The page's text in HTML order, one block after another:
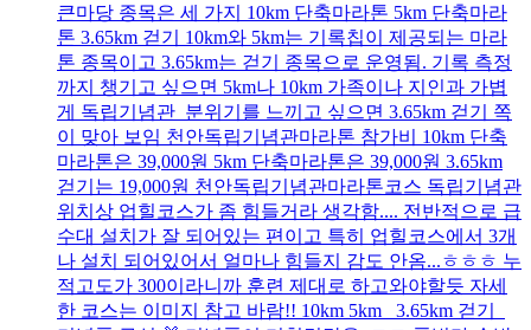
큰마당 종목은 세 가지 10km 단축마라톤 5km 단축마라
톤 3.65km 걷기 10km와 5km는 기록칩이 제공되는 마라
톤 종목이고 3.65km는 걷기 종목으로 운영됨. 기록 측정
까지 챙기고 싶으면 5km나 10km 가족이나 지인과 가볍
게 독립기념관 분위기를 느끼고 싶으면 3.65km 걷기 쪽
이 맞아 보임 천안독립기념관마라톤 참가비 10km 단축
마라톤은 39,000원 5km 단축마라톤은 39,000원 3.65km
걷기는 19,000원 천안독립기념관마라톤코스 독립기념관
위치상 업힐코스가 좀 힘들거라 생각함.... 전반적으로 급
수대 설치가 잘 되어있는 편이고 특히 업힐코스에서 3개
나 설치 되어있어서 얼마나 힘들지 감도 안옴...ㅎㅎㅎ 누
적고도가 300이라니까 훈련 제대로 하고와야할듯 자세
한 코스는 이미지 참고 바람!! 10km 5km 3.65km 걷기